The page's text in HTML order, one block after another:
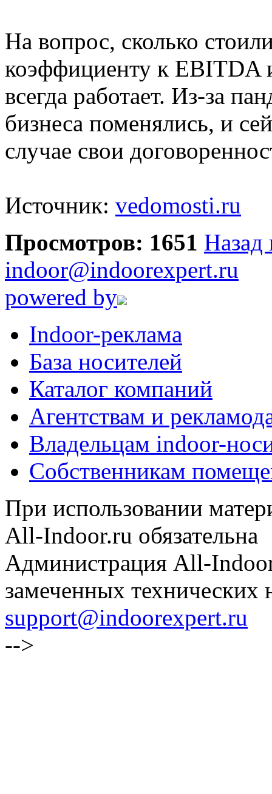
На вопрос, сколько
коэффициенту к EBITDA
всегда работает. Из-за
бизнеса поменялись, и
случае свои
Источник: vedomosti.ru
Просмотров: 1651 Назад
indoor@indoorexpert.ru
powered by
Indoor-реклама
База носителей
Каталог компаний
Агентствам и
Владельцам indoor-
Собственникам
При использовании
All-Indoor.ru обязательна
Администрация All-
замеченных технических
support@indoorexpert.ru
-->